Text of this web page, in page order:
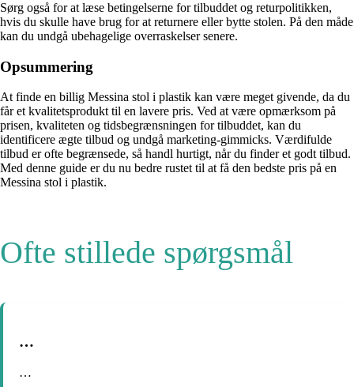
Sørg også for at læse betingelserne for tilbuddet og returpolitikken,
hvis du skulle have brug for at returnere eller bytte stolen. På den måde
kan du undgå ubehagelige overraskelser senere.
Opsummering
At finde en billig Messina stol i plastik kan være meget givende, da du
får et kvalitetsprodukt til en lavere pris. Ved at være opmærksom på
prisen, kvaliteten og tidsbegrænsningen for tilbuddet, kan du
identificere ægte tilbud og undgå marketing-gimmicks. Værdifulde
tilbud er ofte begrænsede, så handl hurtigt, når du finder et godt tilbud.
Med denne guide er du nu bedre rustet til at få den bedste pris på en
Messina stol i plastik.
Ofte stillede spørgsmål
…
…